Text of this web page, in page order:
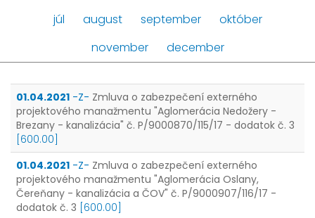
júl
august september
október
november
december
01.04.2021 -Z- Zmluva o zabezpečení externého
projektového manažmentu "Aglomerácia Nedožery -
Brezany - kanalizácia" č. P/9000870/115/17 - dodatok č. 3
[600.00]
01.04.2021 -Z- Zmluva o zabezpečení externého
projektového manažmentu "Aglomerácia Oslany,
Čereňany - kanalizácia a ČOV" č. P/9000907/116/17 -
dodatok č. 3 [600.00]